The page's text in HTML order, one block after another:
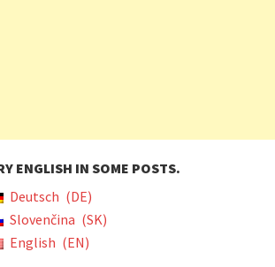
ENGLISH IN SOME POSTS.
Deutsch
DE
Slovenčina
SK
English
EN